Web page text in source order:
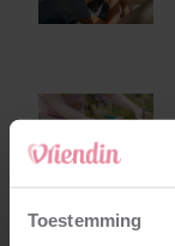
Toestemming